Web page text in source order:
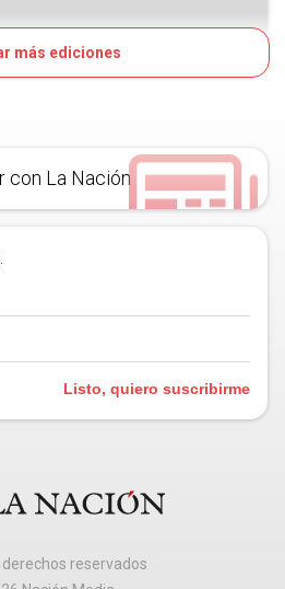
más ediciones
con La Nación
Listo, quiero suscribirme
reservados